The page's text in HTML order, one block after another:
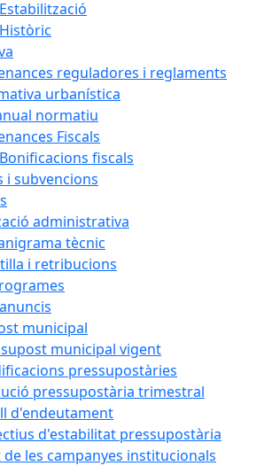
Estabilització
Històric
reguladores i reglaments
urbanística
normatiu
Fiscals
Bonificacions fiscals
i subvencions
administrativa
tècnic
i retribucions
municipal
municipal vigent
pressupostàries
pressupostària trimestral
d'endeutament
d'estabilitat pressupostària
de les campanyes institucionals